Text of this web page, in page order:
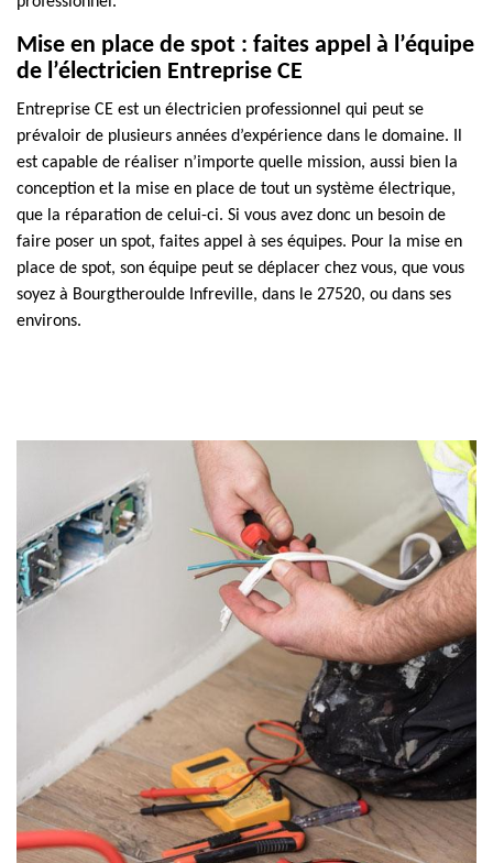
Mise en place de spot : faites appel à l’équipe
de l’électricien Entreprise CE
Entreprise CE est un électricien professionnel qui peut se
prévaloir de plusieurs années d’expérience dans le domaine. Il
est capable de réaliser n’importe quelle mission, aussi bien la
conception et la mise en place de tout un système électrique,
que la réparation de celui-ci. Si vous avez donc un besoin de
faire poser un spot, faites appel à ses équipes. Pour la mise en
place de spot, son équipe peut se déplacer chez vous, que vous
soyez à Bourgtheroulde Infreville, dans le 27520, ou dans ses
environs.